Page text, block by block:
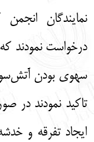
نمایندگان
درخواست نمودند
سهوی بودن
تاکید نمودند در
ایجاد تفرقه و